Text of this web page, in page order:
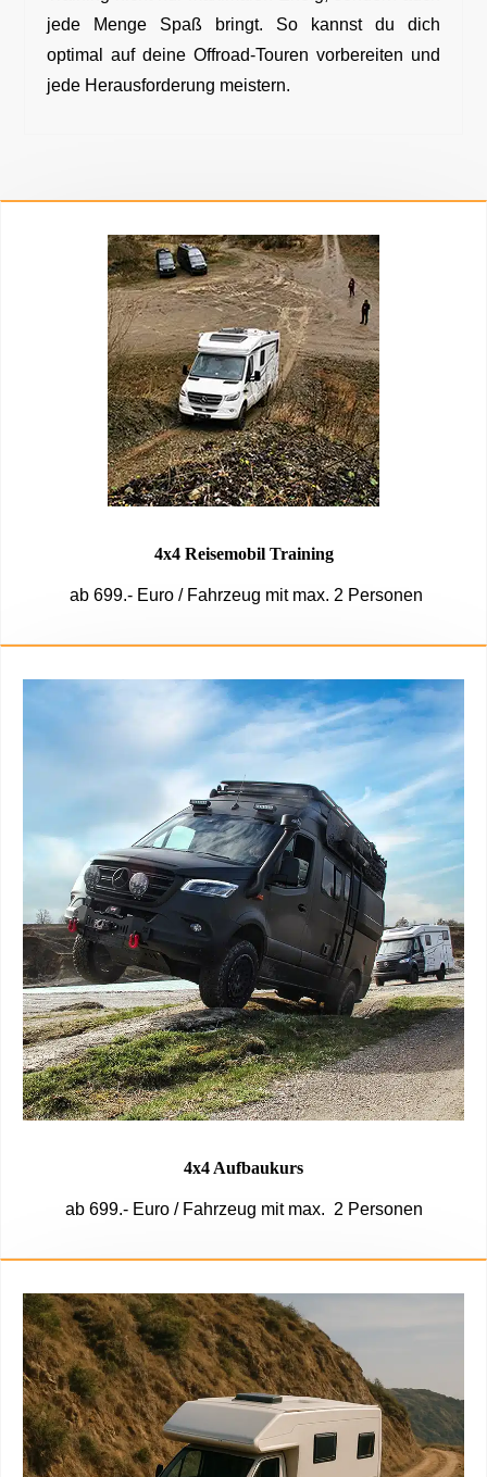
jede Menge Spaß bringt. So kannst du dich
optimal auf deine Offroad-Touren vorbereiten und
jede Herausforderung meistern.
4x4 Reisemobil Training
ab 699.- Euro / Fahrzeug mit max. 2 Personen
4x4 Aufbaukurs
ab 699.- Euro / Fahrzeug mit max. 2 Personen